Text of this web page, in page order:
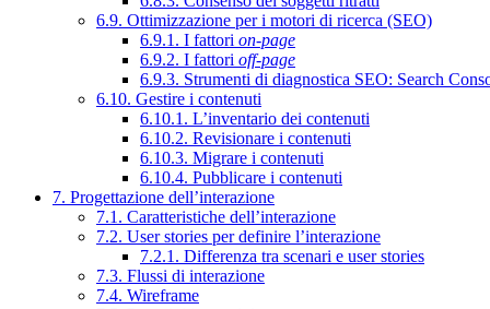
6.9. Ottimizzazione per i motori di ricerca (SEO)
6.9.1. I fattori on-page
6.9.2. I fattori off-page
6.9.3. Strumenti di diagnostica SEO: Search
6.10. Gestire i contenuti
6.10.1. L’inventario dei contenuti
6.10.2. Revisionare i contenuti
6.10.3. Migrare i contenuti
6.10.4. Pubblicare i contenuti
7. Progettazione dell’interazione
7.1. Caratteristiche dell’interazione
7.2. User stories per definire l’interazione
7.2.1. Differenza tra scenari e user stories
7.3. Flussi di interazione
7.4. Wireframe